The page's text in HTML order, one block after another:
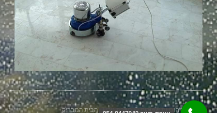
2026 כל הזכויות שמורות © חברת ניקיון - הבית המבריק